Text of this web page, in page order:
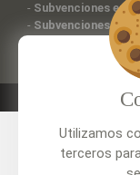
Utilizamos
terceros
- Subvenciones en
- Subvenciones en
Patrocinado